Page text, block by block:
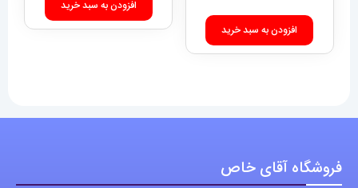
شوند
افزودن به سبد خرید
فروشگاه آقای خاص